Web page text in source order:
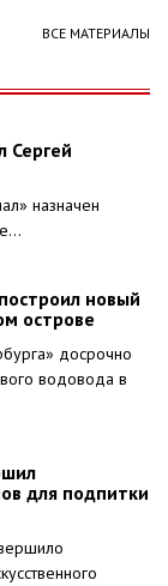
ВСЕ МАТЕРИАЛЫ
Сергей
назначен
новый
острове
досрочно
водовода в
для подпитки